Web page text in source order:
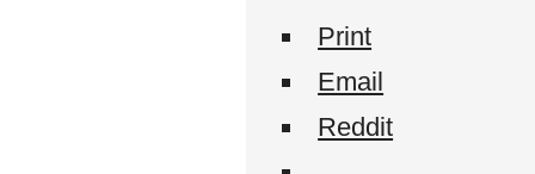
Print
Email
Reddit